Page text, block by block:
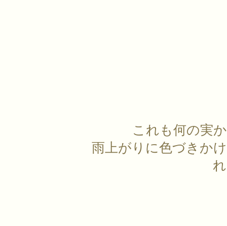
これも何の実
雨上がりに色づきか